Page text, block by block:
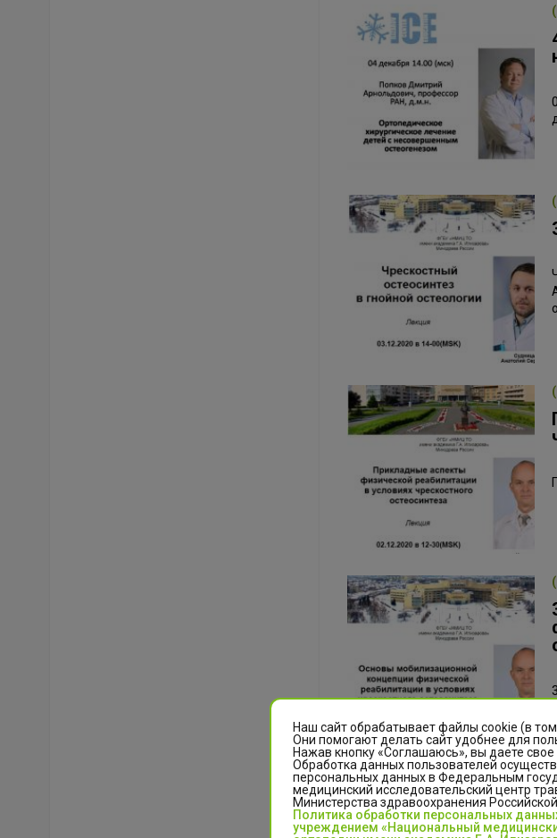
Наш сайт обрабатывает файлы cookie (в
Они помогают делать сайт удобнее для
Нажав кнопку «Соглашаюсь», вы даете
Обработка данных пользователей
персональных данных в Федеральным
медицинский исследовательский центр
Министерства здравоохранения
Политика обработки персональных
учреждением «Национальный